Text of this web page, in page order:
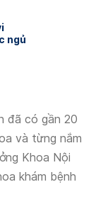
ngủ
đã có gần 20
và từng nắm
Khoa Nội
khám bệnh